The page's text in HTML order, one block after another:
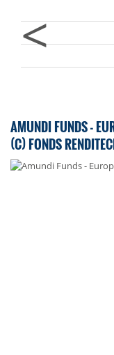
<
AMUNDI FUNDS -
(C) FONDS